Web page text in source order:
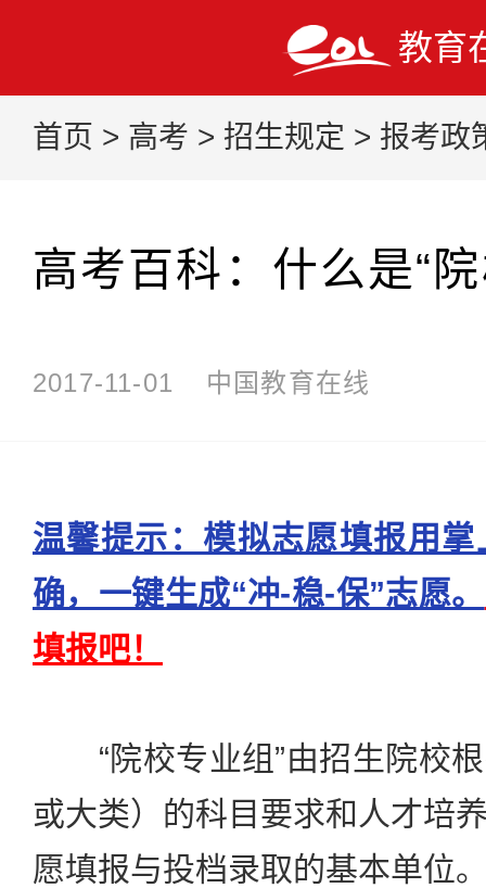
教育
首页 > 高考 > 招生规定 > 报考政
高考百科：什么是“
2017-11-01 中国教育在线
温馨提示：模拟志愿填报用
确，一键生成“冲-稳-保”志愿。
填报吧！
“院校专业组”由招生院校根
或大类）的科目要求和人才培
愿填报与投档录取的基本单位